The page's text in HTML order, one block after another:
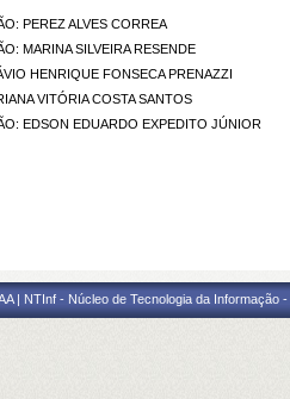
PEREZ ALVES CORREA
MARINA SILVEIRA RESENDE
HENRIQUE FONSECA PRENAZZI
VITÓRIA COSTA SANTOS
EDSON EDUARDO EXPEDITO JÚNIOR
| NTInf - Núcleo de Tecnologia da